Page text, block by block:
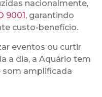
nacionalmente,
9001 , garantindo
custo-benefício.
eventos ou curtir
a dia, a Aquário tem
som amplificada